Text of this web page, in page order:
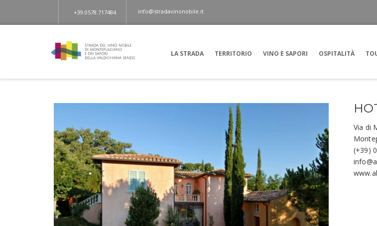
+39.0578.717484 info@stradavinonobile.it
LA STRADA TERRITORIO VINO E SAPORI OSPITALITÀ
Via di
(+39)